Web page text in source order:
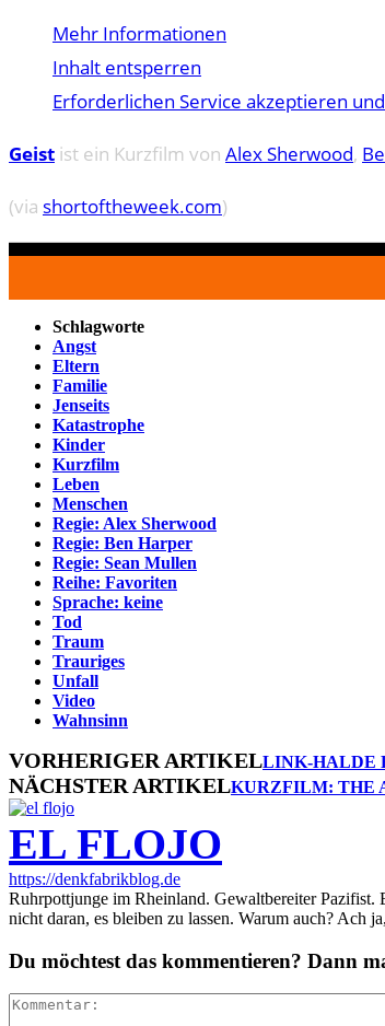
Mehr Informationen
Inhalt entsperren
Erforderlichen Service akzeptieren
Geist ist ein Kurzfilm von Alex Sherwood,
(via shortoftheweek.com)
Schlagworte
Angst
Eltern
Familie
Jenseits
Katastrophe
Kinder
Kurzfilm
Leben
Menschen
Regie: Alex Sherwood
Regie: Ben Harper
Regie: Sean Mullen
Reihe: Favoriten
Sprache: keine
Tod
Traum
Trauriges
Unfall
Video
Wahnsinn
VORHERIGER ARTIKELLINK-HALDE
NÄCHSTER ARTIKELKURZFILM: THE
EL FLOJO
https://denkfabrikblog.de
Ruhrpottjunge im Rheinland. Gewaltbereiter Pazifist.
nicht daran, es bleiben zu lassen. Warum auch? Ach
Du möchtest das kommentieren? Dann